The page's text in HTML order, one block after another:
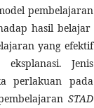
pembelajaran
hasil belajar
yang efektif
Jenis
perlakuan pada
STAD